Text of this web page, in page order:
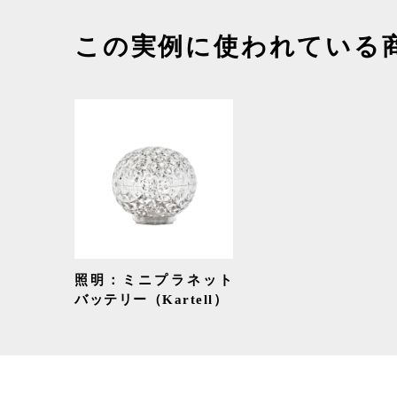
この実例に使われている
照明：ミニプラネット
バッテリー（Kartell）